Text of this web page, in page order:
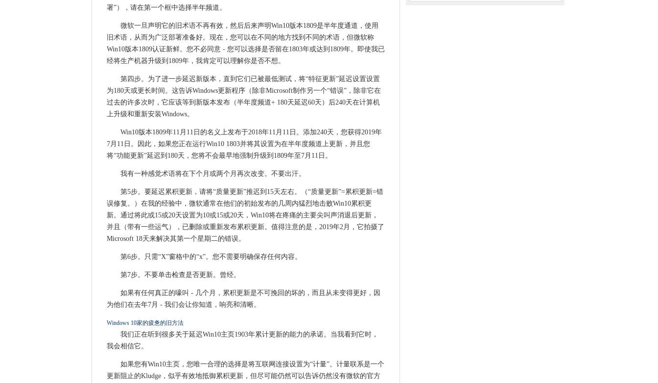
补丁即将到来。确保Windows更新被锁定。
选择智能手机的更聪明的方式
奥斯陆汽车计划在微观迁移趋势上建立
政府投资刀检测技术研究
健康筛选自2011年以来不适合目的
微软为企业提供了9个月以便脱离Exchange Server 2010
女性更具工作自动化风险
Gartner：BlockChain只不过是ERP，CRM软件的加载项
Spyware Targets WhatsApp用户
企业在苹果的“制作”活动中占用
区块链岗位仍然没有填补，而熟练的工人正在偷偷摸摸
iPhone用户指南WhatsApp黑客攻击
FootaSylum介绍了人工智能，以推动客户为中心
天鹅在苏格兰高地的土地
您需要了解Apple的1亿美元英特尔5G调制解调器投资
Eagle Eye旨在引导“All-In”Google云平台迁移
华为在解决安全问题方面没有取得进展
谷歌抨击公共云竞争对手的“误解”开源社区
80万购物商现在支持Apple Business Chat
Win101803和1709的新累计更新 - 以及1809年的味道可能是正确的
Auto Trader UK通过Google Cloud，Kubernetes和Istio采用削减IT资源使用
署”），请在第一个框中选择半年频道。
微软一旦声明它的旧术语不再有效，然后后来声明Win10版本1809是半年度通道，使用
旧术语，从而为广泛部署准备好。现在，您可以在不同的地方找到不同的术语，但微软称
Win10版本1809认证新鲜。您不必同意 - 您可以选择是否留在1803年或达到1809年。即使我已
经将生产机器升级到1809年，我肯定可以理解你是否不想。
第四步。为了进一步延迟新版本，直到它们已被最低测试，将“特征更新”延迟设置设置
为180天或更长时间。这告诉Windows更新程序（除非Microsoft制作另一个“错误”，除非它在
过去的许多次时，它应该等到新版本发布（半年度频道+ 180天延迟60天）后240天在计算机
上升级和重新安装Windows。
Win10版本1809年11月11日的名义上发布于2018年11月11日。添加240天，您获得2019年
7月11日。因此，如果您正在运行Win10 1803并将其设置为在半年度频道上更新，并且您
将“功能更新”延迟到180天，您将不会最早地强制升级到1809年至7月11日。
我有一种感觉术语将在下个月或两个月再次改变。不要出汗。
第5步。要延迟累积更新，请将“质量更新”推迟到15天左右。（“质量更新”=累积更新=错
误修复。）在我的经验中，微软通常在他们的初始发布的几周内猛烈地击败Win10累积更
新。通过将此或15或20天设置为10或15或20天，Win10将在疼痛的主要尖叫声消退后更新，
并且（带有一些运气），已删除或重新发布累积更新。值得注意的是，2019年2月，它拍摄了
Microsoft 18天来解决其第一个星期二的错误。
第6步。只需“X”窗格中的“x”。您不需要明确保存任何内容。
第7步。不要单击检查是否更新。曾经。
如果有任何真正的嚎叫 - 几个月，累积更新是不可挽回的坏的，而且从未变得更好，因
为他们在去年7月 - 我们会让你知道，响亮和清晰。
Windows 10家的疲惫的旧方法
我们正在听到很多关于延迟Win10主页1903年累计更新的能力的承诺。当我看到它时，
我会相信它。
如果您有Win10主页，您唯一合理的选择是将互联网连接设置为“计量”。计量联系是一个
更新阻止的Kludge，似乎有效地抵御累积更新，但尽可能仍然可以告诉仍然没有微软的官方